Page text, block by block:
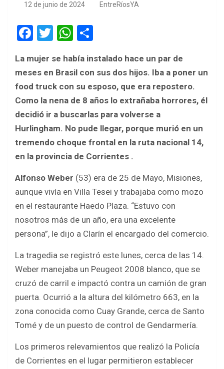
12 de junio de 2024 EntreRíosYA
F
ce
b
o
o
k
T
tt
er
W
at
s
A
p
p
ar
e
La mujer se había instalado hace un par de
meses en Brasil con sus dos hijos. Iba a poner un
food truck con su esposo, que era repostero.
Como la nena de 8 años lo extrañaba horrores, él
decidió ir a buscarlas para volverse a
Hurlingham. No pude llegar, porque murió en un
tremendo choque frontal en la ruta nacional 14,
en la provincia de Corrientes .
Alfonso Weber (53) era de 25 de Mayo, Misiones,
aunque vivía en Villa Tesei y trabajaba como mozo
en el restaurante Haedo Plaza. “Estuvo con
nosotros más de un año, era una excelente
persona”, le dijo a Clarín el encargado del comercio.
La tragedia se registró este lunes, cerca de las 14.
Weber manejaba un Peugeot 2008 blanco, que se
cruzó de carril e impactó contra un camión de gran
puerta. Ocurrió a la altura del kilómetro 663, en la
zona conocida como Cuay Grande, cerca de Santo
Tomé y de un puesto de control de Gendarmería.
Los primeros relevamientos que realizó la Policía
de Corrientes en el lugar permitieron establecer